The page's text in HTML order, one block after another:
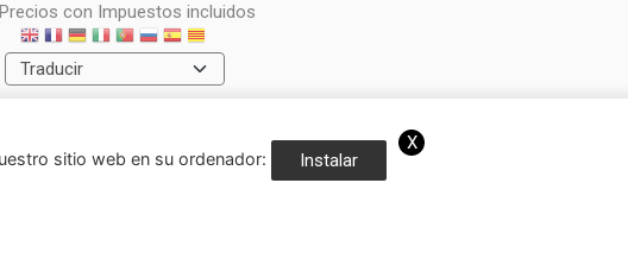
con Impuestos incluidos
sitio web en su ordenador: Instalar
X